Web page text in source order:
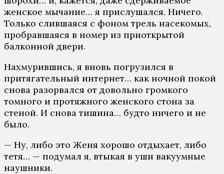
женское мычание… я прислушался. Ничего.
Только слившаяся с фоном трель насекомых,
пробравшаяся в номер из приоткрытой
балконной двери.
Нахмурившись, я вновь погрузился в
притягательный интернет… как ночной покой
снова разорвался от довольно громкого
томного и протяжного женского стона за
стеной. И снова тишина… будто ничего и не
было.
— Ну, либо это Женя хорошо отдыхает, либо
тетя… — подумал я, втыкая в уши вакуумные
наушники.